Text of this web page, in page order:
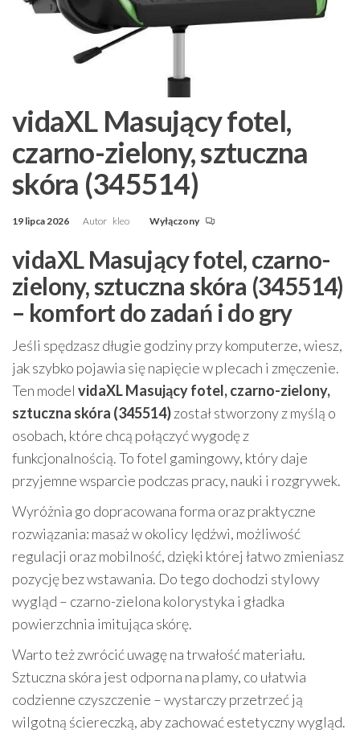
vidaXL Masujący fotel,
czarno-zielony, sztuczna
skóra (345514)
19 lipca 2026 Autor kleo Wyłączony
vidaXL Masujący fotel, czarno-
zielony, sztuczna skóra (345514)
– komfort do zadań i do gry
Jeśli spędzasz długie godziny przy komputerze, wiesz,
jak szybko pojawia się napięcie w plecach i zmęczenie.
Ten model vidaXL Masujący fotel, czarno-zielony,
sztuczna skóra (345514)został stworzony z myślą o
osobach, które chcą połączyć wygodę z
funkcjonalnością. To fotel gamingowy, który daje
przyjemne wsparcie podczas pracy, nauki i rozgrywek.
Wyróżnia go dopracowana forma oraz praktyczne
rozwiązania: masaż w okolicy lędźwi, możliwość
regulacji oraz mobilność, dzięki której łatwo zmieniasz
pozycję bez wstawania. Do tego dochodzi stylowy
wygląd – czarno-zielona kolorystyka i gładka
powierzchnia imitująca skórę.
Warto też zwrócić uwagę na trwałość materiału.
Sztuczna skóra jest odporna na plamy, co ułatwia
codzienne czyszczenie – wystarczy przetrzeć ją
wilgotną ściereczką, aby zachować estetyczny wygląd.